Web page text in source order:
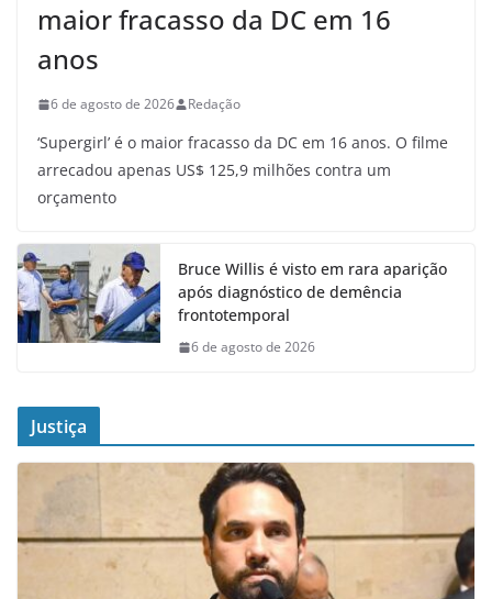
maior fracasso da DC em 16
anos
6 de agosto de 2026 Redação
‘Supergirl’ é o maior fracasso da DC em 16 anos. O filme
arrecadou apenas US$ 125,9 milhões contra um
orçamento
Bruce Willis é visto em rara aparição
após diagnóstico de demência
frontotemporal
6 de agosto de 2026
Justiça